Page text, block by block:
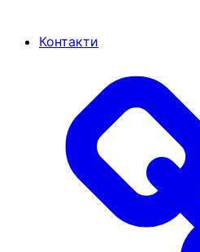
Контакти